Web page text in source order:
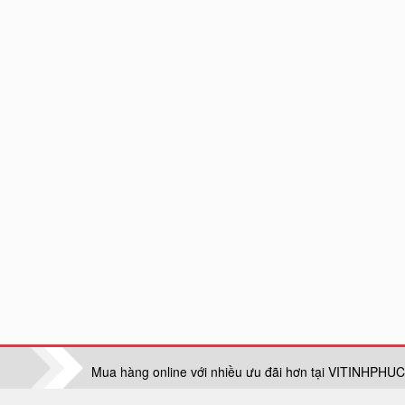
Mua hàng online với nhiều ưu đãi hơn tại